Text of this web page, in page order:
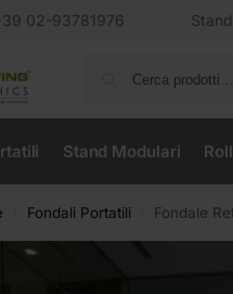
02-93781976
Stand Modulari
Fondali Portatili Fondale